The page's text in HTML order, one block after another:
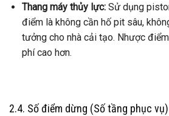
Thang máy thủy lực:Sử dụng
điểm là không cần hố pit sâu,
tưởng cho nhà cải tạo. Nhược
phí cao hơn.
2.4. Số điểm dừng (Số tầng phục vụ)